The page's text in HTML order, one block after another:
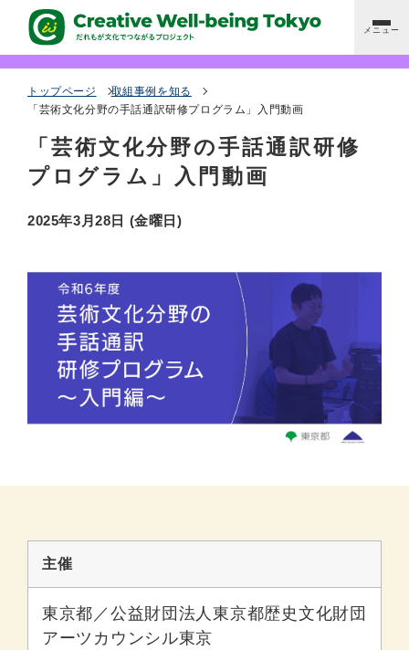
メニュー
アクセシビリティ対応のあるイベントを探す
取組事例を知る
都立文化施設ガイド
鑑賞・参画サポートへの支援・助成
だれもが文化でつながる会議
検索
トップページ
取組事例を知る
「芸術文化分野の手話通訳研修プログラム」入門動画
「芸術文化分野の手話通訳研修
プログラム」入門動画
2025年3月28日 (金曜日)
主催
東京都／公益財団法人東京都歴史文化財団
アーツカウンシル東京